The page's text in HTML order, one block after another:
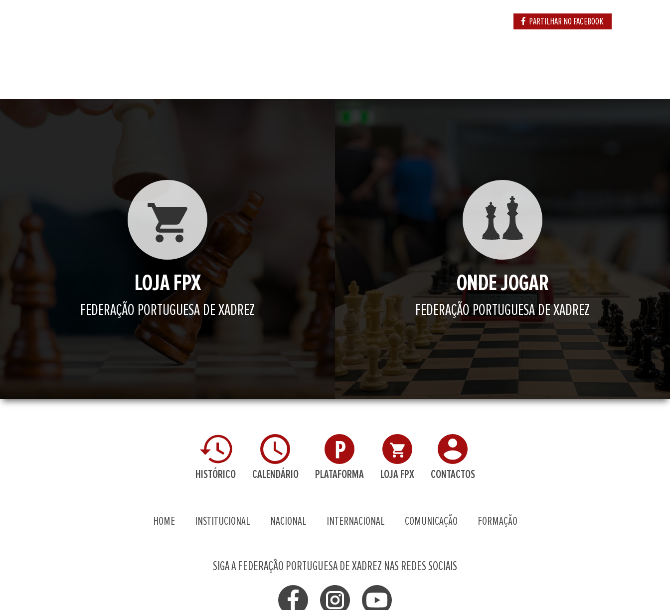
PARTILHAR NO FACEBOOK
LOJA FPX
FEDERAÇÃO PORTUGUESA DE XADREZ
ONDE JOGAR
FEDERAÇÃO PORTUGUESA DE XADREZ
HISTÓRICO CALENDÁRIO PLATAFORMA LOJA FPX CONTACTOS
HOME INSTITUCIONAL NACIONAL INTERNACIONAL COMUNICAÇÃO FORMAÇÃO
SIGA A FEDERAÇÃO PORTUGUESA DE XADREZ NAS REDES SOCIAIS